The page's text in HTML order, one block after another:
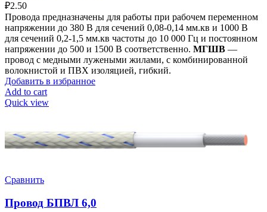
₽2.50
Провода предназначены для работы при рабочем переменном
напряжении до 380 В для сечений 0,08-0,14 мм.кв и 1000 В
для сечений 0,2-1,5 мм.кв частоты до 10 000 Гц и постоянном
напряжении до 500 и 1500 В соответственно. МГШВ —
провод с медными лужеными жилами, с комбинированной
волокнистой и ПВХ изоляцией, гибкий.
Добавить в избранное
Add to cart
Quick view
Сравнить
Провод БПВЛ 6,0